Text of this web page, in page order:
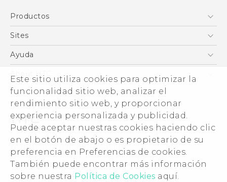
Este sitio utiliza cookies para optimizar la
funcionalidad sitio web, analizar el
rendimiento sitio web, y proporcionar
experiencia personalizada y publicidad.
Puede aceptar nuestras cookies haciendo clic
en el botón de abajo o es propietario de su
preferencia en Preferencias de cookies.
También puede encontrar más información
sobre nuestra Política de Cookies aquí.
seguridad
English - Safety and regulatory guide
Productos
Smartphones
VIVE
Accesorios
Sites
HTC Vive
Inicio
Ayuda
eCommerce Support
About HTC
ESG
Información corporativa
Inversores (inglés)
Cookie Preferences
Trabaja con nosotros
Security and Privacy Whitepaper
© 2011-2026 HTC Corporation
Términos legales